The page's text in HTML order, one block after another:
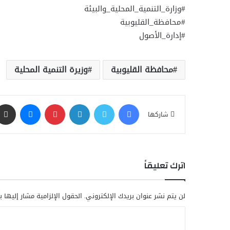
#وزارة_التنمية_المحلية_والبيئة
#محافظة_القليوبية
#إدارة_الأصول
محافظة القليوبية وزيرة التنمية المحلية
شاركها
اترك تعليقاً
لن يتم نشر عنوان بريدك الإلكتروني. الحقول الإلزامية مشار إليها